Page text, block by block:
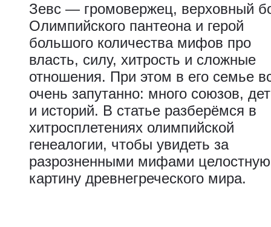
Зевс — громовержец, верховный
Олимпийского пантеона и герой
большого количества мифов про
власть, силу, хитрость и сложные
отношения. При этом в его семье
очень запутанно: много союзов,
и историй. В статье разберёмся в
хитросплетениях олимпийской
генеалогии, чтобы увидеть за
разрозненными мифами целостную
картину древнегреческого мира.